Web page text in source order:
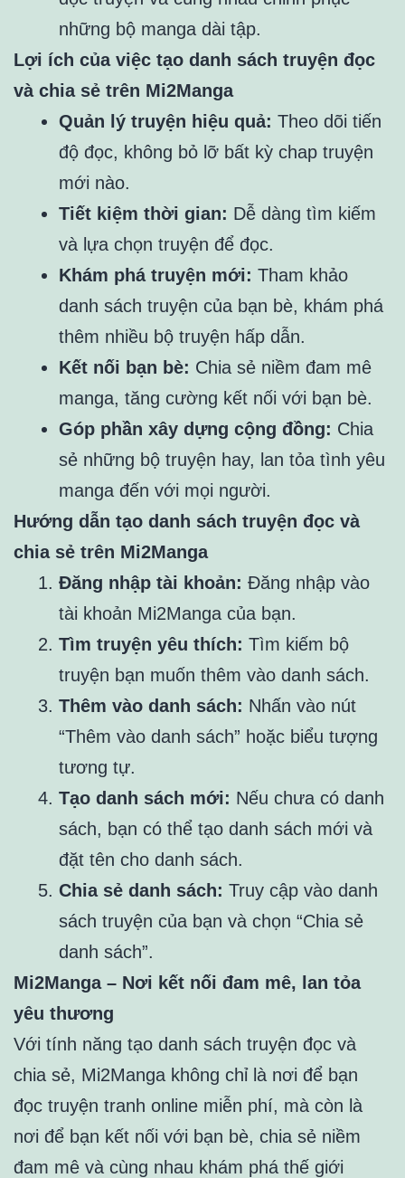
những bộ manga dài tập.
Lợi ích của việc tạo danh sách truyện đọc
và chia sẻ trên Mi2Manga
Quản lý truyện hiệu quả: Theo dõi tiến
độ đọc, không bỏ lỡ bất kỳ chap truyện
mới nào.
Tiết kiệm thời gian: Dễ dàng tìm kiếm
và lựa chọn truyện để đọc.
Khám phá truyện mới: Tham khảo
danh sách truyện của bạn bè, khám phá
thêm nhiều bộ truyện hấp dẫn.
Kết nối bạn bè: Chia sẻ niềm đam mê
manga, tăng cường kết nối với bạn bè.
Góp phần xây dựng cộng đồng: Chia
sẻ những bộ truyện hay, lan tỏa tình yêu
manga đến với mọi người.
Hướng dẫn tạo danh sách truyện đọc và
chia sẻ trên Mi2Manga
Đăng nhập tài khoản: Đăng nhập vào
tài khoản Mi2Manga của bạn.
Tìm truyện yêu thích: Tìm kiếm bộ
truyện bạn muốn thêm vào danh sách.
Thêm vào danh sách: Nhấn vào nút
“Thêm vào danh sách” hoặc biểu tượng
tương tự.
Tạo danh sách mới: Nếu chưa có danh
sách, bạn có thể tạo danh sách mới và
đặt tên cho danh sách.
Chia sẻ danh sách: Truy cập vào danh
sách truyện của bạn và chọn “Chia sẻ
danh sách”.
Mi2Manga – Nơi kết nối đam mê, lan tỏa
yêu thương
Với tính năng tạo danh sách truyện đọc và
chia sẻ, Mi2Manga không chỉ là nơi để bạn
đọc truyện tranh online miễn phí, mà còn là
nơi để bạn kết nối với bạn bè, chia sẻ niềm
đam mê và cùng nhau khám phá thế giới